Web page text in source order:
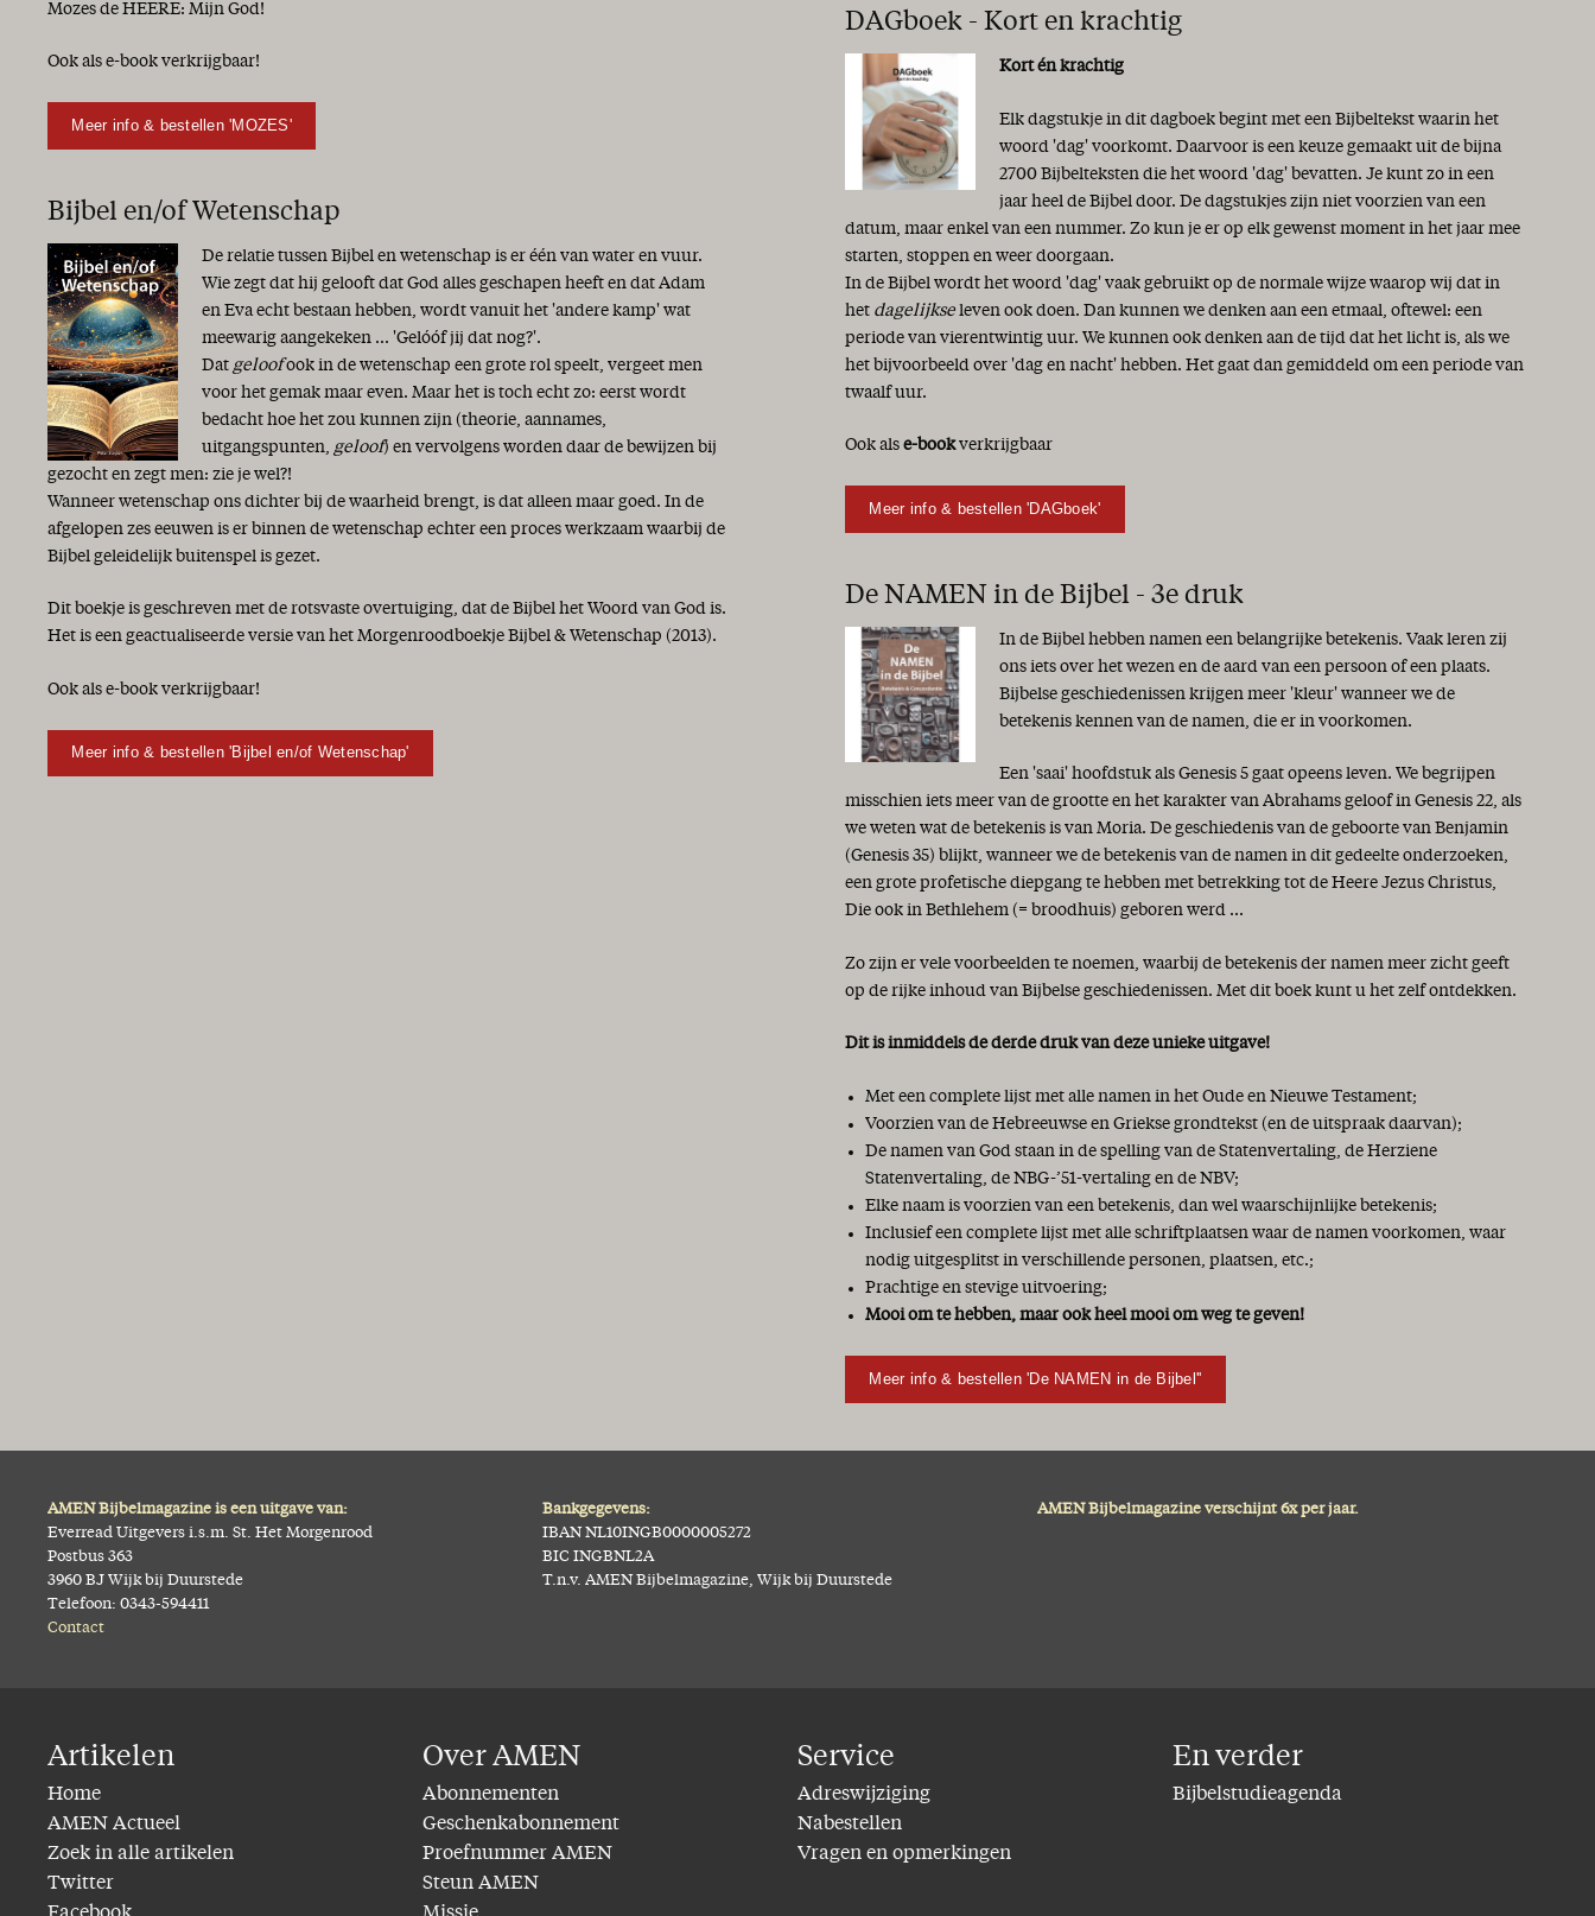
Mozes de HEERE: Mijn God!
Ook als e-book verkrijgbaar!
Meer info & bestellen 'MOZES'
Bijbel en/of Wetenschap
De relatie tussen Bijbel en wetenschap is er één van water en vuur.
Wie zegt dat hij gelooft dat God alles geschapen heeft en dat Adam
en Eva echt bestaan hebben, wordt vanuit het 'andere kamp' wat
meewarig aangekeken ... 'Gelóóf jij dat nog?'.
Dat geloofook in de wetenschap een grote rol speelt, vergeet men
voor het gemak maar even. Maar het is toch echt zo: eerst wordt
bedacht hoe het zou kunnen zijn (theorie, aannames,
uitgangspunten, geloof) en vervolgens worden daar de bewijzen bij
gezocht en zegt men: zie je wel?!
Wanneer wetenschap ons dichter bij de waarheid brengt, is dat alleen maar goed. In de
afgelopen zes eeuwen is er binnen de wetenschap echter een proces werkzaam waarbij de
Bijbel geleidelijk buitenspel is gezet.
Dit boekje is geschreven met de rotsvaste overtuiging, dat de Bijbel het Woord van God is.
Het is een geactualiseerde versie van het Morgenroodboekje Bijbel & Wetenschap (2013).
Ook als e-book verkrijgbaar!
Meer info & bestellen 'Bijbel en/of Wetenschap'
DAGboek - Kort en krachtig
Kort én krachtig
Elk dagstukje in dit dagboek begint met een Bijbeltekst waarin het
woord 'dag' voorkomt. Daarvoor is een keuze gemaakt uit de bijna
2700 Bijbelteksten die het woord 'dag' bevatten. Je kunt zo in een
jaar heel de Bijbel door. De dagstukjes zijn niet voorzien van een
datum, maar enkel van een nummer. Zo kun je er op elk gewenst moment in het jaar mee
starten, stoppen en weer doorgaan.
In de Bijbel wordt het woord 'dag' vaak gebruikt op de normale wijze waarop wij dat in
het dagelijkseleven ook doen. Dan kunnen we denken aan een etmaal, oftewel: een
periode van vierentwintig uur. We kunnen ook denken aan de tijd dat het licht is, als we
het bijvoorbeeld over 'dag en nacht' hebben. Het gaat dan gemiddeld om een periode van
twaalf uur.
Ook als e-bookverkrijgbaar
Meer info & bestellen 'DAGboek'
De NAMEN in de Bijbel - 3e druk
In de Bijbel hebben namen een belangrijke betekenis. Vaak leren zij
ons iets over het wezen en de aard van een persoon of een plaats.
Bijbelse geschiedenissen krijgen meer 'kleur' wanneer we de
betekenis kennen van de namen, die er in voorkomen.
Een 'saai' hoofdstuk als Genesis 5 gaat opeens leven. We begrijpen
misschien iets meer van de grootte en het karakter van Abrahams geloof in Genesis 22, als
we weten wat de betekenis is van Moria. De geschiedenis van de geboorte van Benjamin
(Genesis 35) blijkt, wanneer we de betekenis van de namen in dit gedeelte onderzoeken,
een grote profetische diepgang te hebben met betrekking tot de Heere Jezus Christus,
Die ook in Bethlehem (= broodhuis) geboren werd ...
Zo zijn er vele voorbeelden te noemen, waarbij de betekenis der namen meer zicht geeft
op de rijke inhoud van Bijbelse geschiedenissen. Met dit boek kunt u het zelf ontdekken.
Dit is inmiddels de derde druk van deze unieke uitgave!
Met een complete lijst met alle namen in het Oude en Nieuwe Testament;
Voorzien van de Hebreeuwse en Griekse grondtekst (en de uitspraak daarvan);
De namen van God staan in de spelling van de Statenvertaling, de Herziene
Statenvertaling, de NBG-’51-vertaling en de NBV;
Elke naam is voorzien van een betekenis, dan wel waarschijnlijke betekenis;
Inclusief een complete lijst met alle schriftplaatsen waar de namen voorkomen, waar
nodig uitgesplitst in verschillende personen, plaatsen, etc.;
Prachtige en stevige uitvoering;
Mooi om te hebben, maar ook heel mooi om weg te geven!
Meer info & bestellen 'De NAMEN in de Bijbel''
AMEN Bijbelmagazine is een uitgave van:
Everread Uitgevers i.s.m. St. Het Morgenrood
Postbus 363
3960 BJ Wijk bij Duurstede
Telefoon: 0343-594411
Contact
Bankgegevens:
IBAN NL10INGB0000005272
BIC INGBNL2A
T.n.v. AMEN Bijbelmagazine, Wijk bij Duurstede
AMEN Bijbelmagazine verschijnt 6x per jaar.
Artikelen
Home
AMEN Actueel
Zoek in alle artikelen
Twitter
Over AMEN
Abonnementen
Geschenkabonnement
Proefnummer AMEN
Steun AMEN
Service
Adreswijziging
Nabestellen
Vragen en opmerkingen
En verder
Bijbelstudieagenda